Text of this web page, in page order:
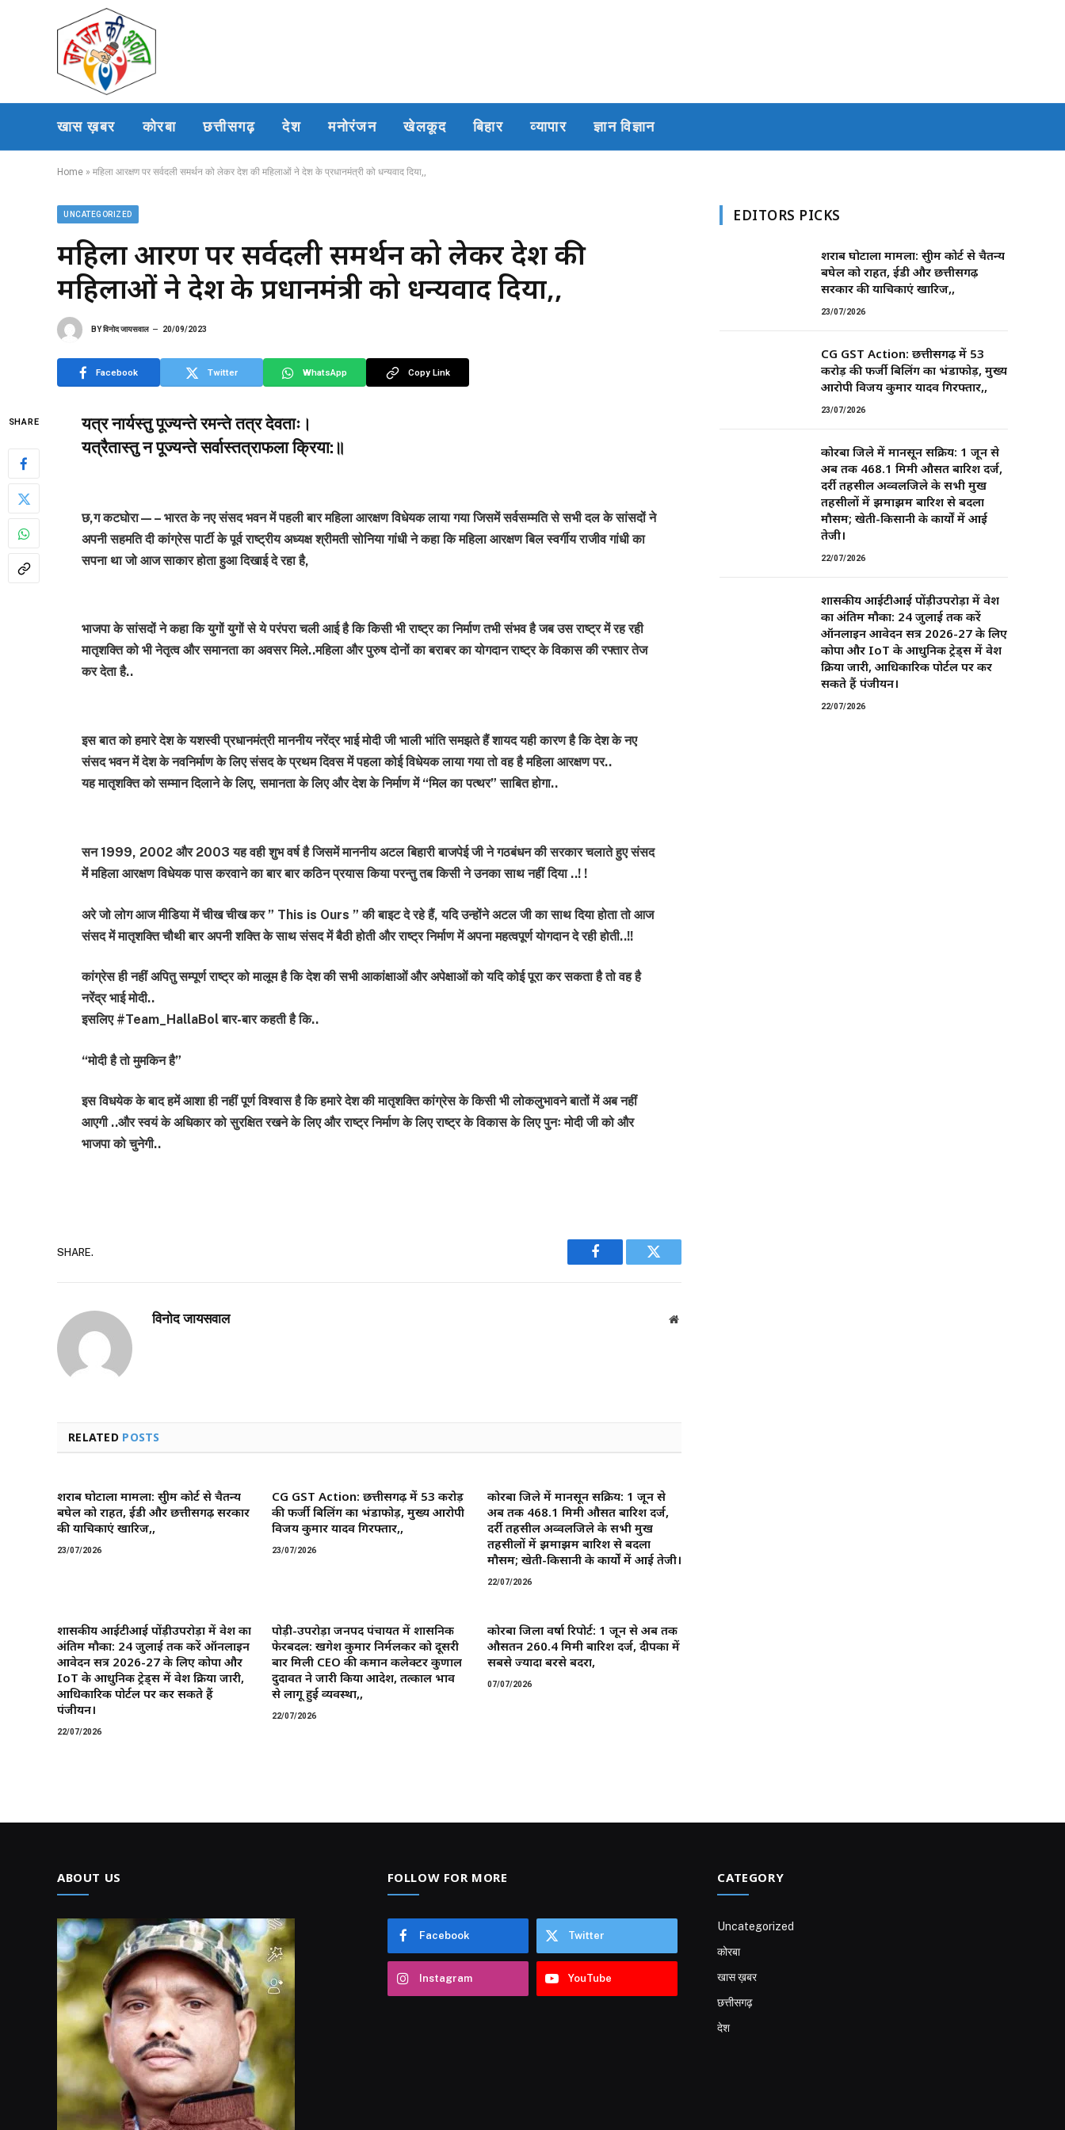
खास ख़बर कोरबा छत्तीसगढ़ देश मनोरंजन खेलकूद बिहार व्यापार ज्ञान विज्ञान
Home » महिला आरक्षण पर सर्वदली समर्थन को लेकर देश की महिलाओं ने देश के प्रधानमंत्री को धन्यवाद दिया,,
UNCATEGORIZED
महिला आरक्षण पर सर्वदली समर्थन को लेकर देश की
महिलाओं ने देश के प्रधानमंत्री को धन्यवाद दिया,,
BYविनोद जायसवाल 20/09/2023
Facebook Twitter WhatsApp Copy Link
SHARE
यत्र नार्यस्तु पूज्यन्ते रमन्ते तत्र देवताः।
यत्रैतास्तु न पूज्यन्ते सर्वास्तत्राफला क्रिया:॥
छ,ग कटघोरा—– भारत के नए संसद भवन में पहली बार महिला आरक्षण विधेयक लाया गया जिसमें सर्वसम्मति से सभी दल के सांसदों ने
अपनी सहमति दी कांग्रेस पार्टी के पूर्व राष्ट्रीय अध्यक्ष श्रीमती सोनिया गांधी ने कहा कि महिला आरक्षण बिल स्वर्गीय राजीव गांधी का
सपना था जो आज साकार होता हुआ दिखाई दे रहा है,
भाजपा के सांसदों ने कहा कि युगों युगों से ये परंपरा चली आई है कि किसी भी राष्ट्र का निर्माण तभी संभव है जब उस राष्ट्र में रह रही
मातृशक्ति को भी नेतृत्व और समानता का अवसर मिले..महिला और पुरुष दोनों का बराबर का योगदान राष्ट्र के विकास की रफ्तार तेज
कर देता है..
इस बात को हमारे देश के यशस्वी प्रधानमंत्री माननीय नरेंद्र भाई मोदी जी भाली भांति समझते हैं शायद यही कारण है कि देश के नए
संसद भवन में देश के नवनिर्माण के लिए संसद के प्रथम दिवस में पहला कोई विधेयक लाया गया तो वह है महिला आरक्षण पर..
यह मातृशक्ति को सम्मान दिलाने के लिए, समानता के लिए और देश के निर्माण में “मिल का पत्थर” साबित होगा..
सन 1999, 2002 और 2003 यह वही शुभ वर्ष है जिसमें माननीय अटल बिहारी बाजपेई जी ने गठबंधन की सरकार चलाते हुए संसद
में महिला आरक्षण विधेयक पास करवाने का बार बार कठिन प्रयास किया परन्तु तब किसी ने उनका साथ नहीं दिया ..! !
अरे जो लोग आज मीडिया में चीख चीख कर ” This is Ours ” की बाइट दे रहे हैं, यदि उन्होंने अटल जी का साथ दिया होता तो आज
संसद में मातृशक्ति चौथी बार अपनी शक्ति के साथ संसद में बैठी होती और राष्ट्र निर्माण में अपना महत्वपूर्ण योगदान दे रही होती..!!
कांग्रेस ही नहीं अपितु सम्पूर्ण राष्ट्र को मालूम है कि देश की सभी आकांक्षाओं और अपेक्षाओं को यदि कोई पूरा कर सकता है तो वह है
नरेंद्र भाई मोदी..
इसलिए #Team_HallaBol बार-बार कहती है कि..
“मोदी है तो मुमकिन है”
इस विधयेक के बाद हमें आशा ही नहीं पूर्ण विश्वास है कि हमारे देश की मातृशक्ति कांग्रेस के किसी भी लोकलुभावने बातों में अब नहीं
आएगी ..और स्वयं के अधिकार को सुरक्षित रखने के लिए और राष्ट्र निर्माण के लिए राष्ट्र के विकास के लिए पुनः मोदी जी को और
भाजपा को चुनेगी..
SHARE.
Facebook Twitter
विनोद जायसवाल Website
RELATED POSTS
शराब घोटाला मामला: सुप्रीम कोर्ट से चैतन्य
बघेल को राहत, ईडी और छत्तीसगढ़ सरकार
की याचिकाएं खारिज,,
23/07/2026
CG GST Action: छत्तीसगढ़ में 53 करोड़
की फर्जी बिलिंग का भंडाफोड़, मुख्य आरोपी
विजय कुमार यादव गिरफ्तार,,
23/07/2026
कोरबा जिले में मानसून सक्रिय: 1 जून से
अब तक 468.1 मिमी औसत बारिश दर्ज,
दर्री तहसील अव्वलजिले के सभी प्रमुख
तहसीलों में झमाझम बारिश से बदला
मौसम; खेती-किसानी के कार्यों में आई तेजी।
22/07/2026
शासकीय आईटीआई पोंड़ीउपरोड़ा में प्रवेश का
अंतिम मौका: 24 जुलाई तक करें ऑनलाइन
आवेदन सत्र 2026-27 के लिए कोपा और
IoT के आधुनिक ट्रेड्स में प्रवेश प्रक्रिया जारी,
आधिकारिक पोर्टल पर कर सकते हैं
पंजीयन।
22/07/2026
पोड़ी-उपरोड़ा जनपद पंचायत में प्रशासनिक
फेरबदल: खगेश कुमार निर्मलकर को दूसरी
बार मिली CEO की कमान ​कलेक्टर कुणाल
दुदावत ने जारी किया आदेश, तत्काल प्रभाव
से लागू हुई व्यवस्था,,
22/07/2026
कोरबा जिला वर्षा रिपोर्ट: 1 जून से अब तक
औसतन 260.4 मिमी बारिश दर्ज, दीपका में
सबसे ज्यादा बरसे बदरा,
07/07/2026
EDITORS PICKS
शराब घोटाला मामला: सुप्रीम कोर्ट से चैतन्य
बघेल को राहत, ईडी और छत्तीसगढ़
सरकार की याचिकाएं खारिज,,
23/07/2026
CG GST Action: छत्तीसगढ़ में 53
करोड़ की फर्जी बिलिंग का भंडाफोड़, मुख्य
आरोपी विजय कुमार यादव गिरफ्तार,,
23/07/2026
कोरबा जिले में मानसून सक्रिय: 1 जून से
अब तक 468.1 मिमी औसत बारिश दर्ज,
दर्री तहसील अव्वलजिले के सभी प्रमुख
तहसीलों में झमाझम बारिश से बदला
मौसम; खेती-किसानी के कार्यों में आई
तेजी।
22/07/2026
शासकीय आईटीआई पोंड़ीउपरोड़ा में प्रवेश
का अंतिम मौका: 24 जुलाई तक करें
ऑनलाइन आवेदन सत्र 2026-27 के लिए
कोपा और IoT के आधुनिक ट्रेड्स में प्रवेश
प्रक्रिया जारी, आधिकारिक पोर्टल पर कर
सकते हैं पंजीयन।
22/07/2026
ABOUT US FOLLOW FOR MORE
Facebook Twitter
Instagram YouTube
CATEGORY
Uncategorized
कोरबा
खास ख़बर
छत्तीसगढ़
देश